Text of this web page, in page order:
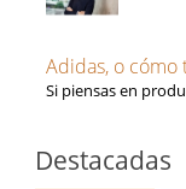
Adidas, o cómo
Si piensas en
Destacadas